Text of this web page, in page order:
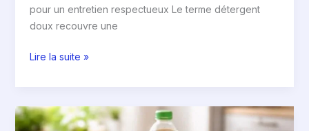
pour un entretien respectueux Le terme détergent
doux recouvre une
Lire la suite »
Les